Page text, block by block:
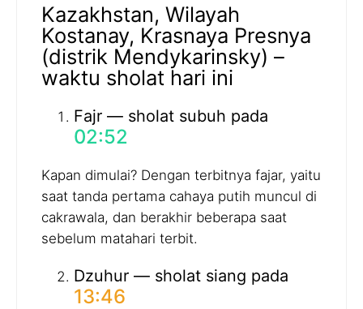
Kazakhstan, Wilayah
Kostanay, Krasnaya Presnya
(distrik Mendykarinsky) –
waktu sholat hari ini
Fajr — sholat subuh pada
02:52
Kapan dimulai? Dengan terbitnya fajar, yaitu
saat tanda pertama cahaya putih muncul di
cakrawala, dan berakhir beberapa saat
sebelum matahari terbit.
Dzuhur — sholat siang pada
13:46